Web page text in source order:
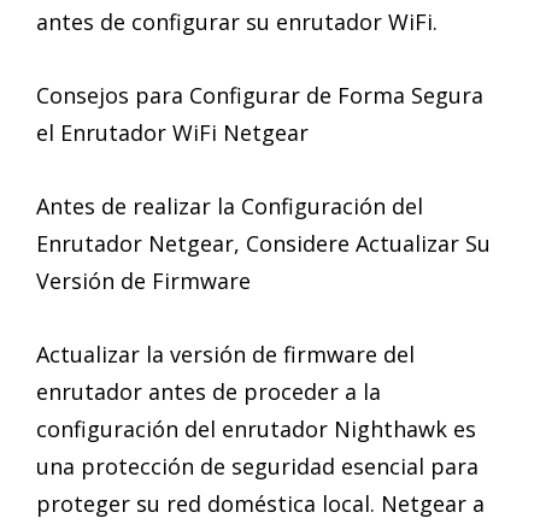
antes de configurar su enrutador WiFi.
Consejos para Configurar de Forma Segura
el Enrutador WiFi Netgear
Antes de realizar la Configuración del
Enrutador Netgear, Considere Actualizar Su
Versión de Firmware
Actualizar la versión de firmware del
enrutador antes de proceder a la
configuración del enrutador Nighthawk es
una protección de seguridad esencial para
proteger su red doméstica local. Netgear a